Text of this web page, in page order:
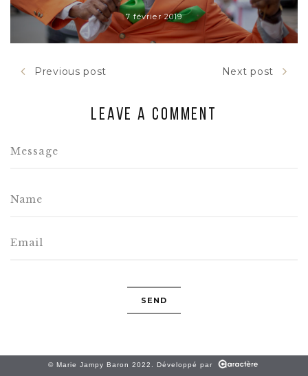
7 février 2019
Previous post Next post
Leave a comment
© Marie Jampy Baron 2022. Développé par